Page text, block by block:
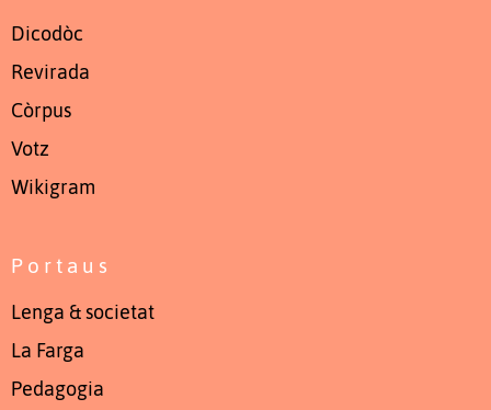
Dicodòc
Revirada
Còrpus
Votz
Wikigram
Portaus
Lenga & societat
La Farga
Pedagogia